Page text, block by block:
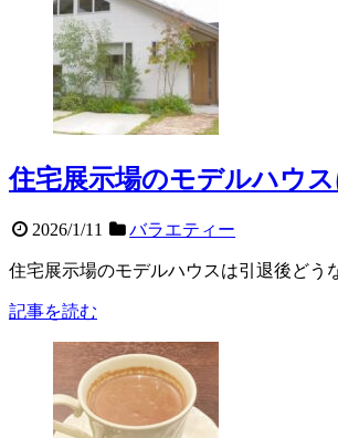
住宅展示場のモデルハウ
2026/1/11 バラエティー
住宅展示場のモデルハウスは引退後どう
記事を読む